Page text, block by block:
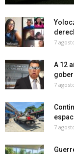
7
A 12
7
7